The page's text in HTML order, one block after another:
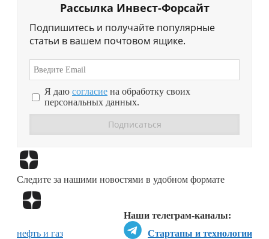
Рассылка Инвест-Форсайт
Подпишитесь и получайте популярные
статьи в вашем почтовом ящике.
Я даю согласие на обработку своих
персональных данных.
Следите за нашими новостями в удобном формате
Наши телеграм-каналы:
Стартапы и технологии
нефть и газ